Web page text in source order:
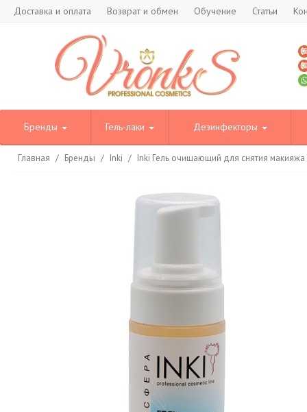
Доставка и оплата Возврат и обмен Обучение Статьи
Бренды Гель-лаки Дезинфекторы
Главная / Бренды / Inki / Inki Гель очищающий для снятия